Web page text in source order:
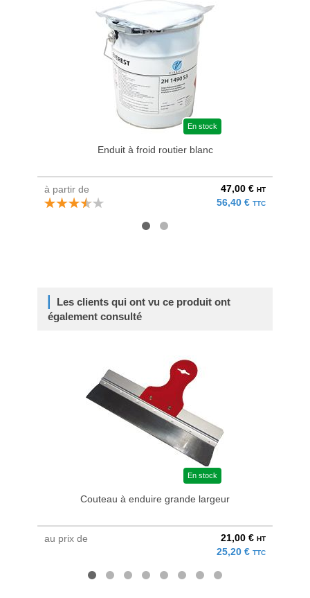
En stock
Enduit à froid routier blanc
à partir de 47,00 € HT
56,40 € TTC
Les clients qui ont vu ce produit ont
également consulté
En stock
Couteau à enduire grande largeur
au prix de 21,00 € HT
25,20 € TTC